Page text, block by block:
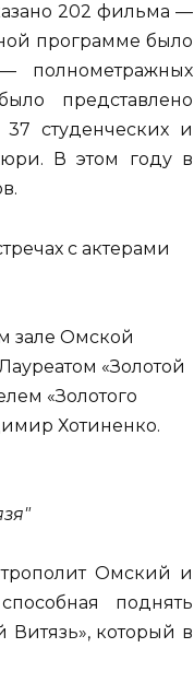
202 фильма —
программе было
полнометражных
представлено
студенческих и
В этом году в
с актерами
зале Омской
«Золотой
«Золотого
Хотиненко.
Омский и
поднять
Витязь», который в